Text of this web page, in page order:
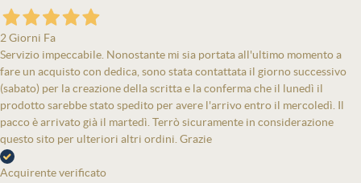
2 Giorni Fa
Servizio impeccabile. Nonostante mi sia portata all'ultimo momento a
fare un acquisto con dedica, sono stata contattata il giorno successivo
(sabato) per la creazione della scritta e la conferma che il lunedì il
prodotto sarebbe stato spedito per avere l'arrivo entro il mercoledì. Il
pacco è arrivato già il martedì. Terrò sicuramente in considerazione
questo sito per ulteriori altri ordini. Grazie
Acquirente verificato